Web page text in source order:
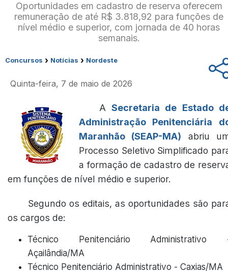
Oportunidades em cadastro de reserva oferecem
remuneração de até R$ 3.818,92 para funções de
nível médio e superior, com jornada de 40 horas
semanais.
Concursos › Notícias › Nordeste
Quinta-feira, 7 de maio de 2026
ASecretaria de Estado
Administração Penitenciária
Maranhão (SEAP-MA) abriu
Processo Seletivo Simplificado
a formação de cadastro de
em funções de nível médio e superior.
Segundo os editais, as oportunidades são
os cargos de:
Técnico Penitenciário Administrativo
Açailândia/MA
Técnico Penitenciário Administrativo - Caxias/MA